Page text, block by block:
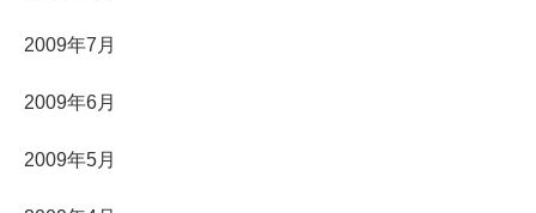
2009年7月
2009年6月
2009年5月